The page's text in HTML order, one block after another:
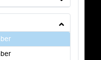
2016
2016